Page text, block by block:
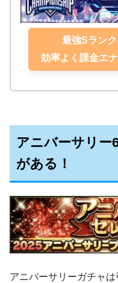
最強Sラン
効率よく課金エ
アニバーサリー
がある！
アニバーサリーガチャ